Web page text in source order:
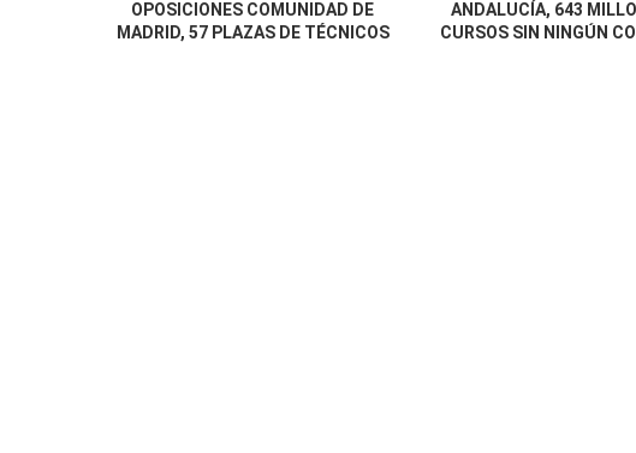
OPOSICIONES COMUNIDAD DE
MADRID, 57 PLAZAS DE TÉCNICOS
ANDALUCÍA, 643
CURSOS SIN NINGÚN